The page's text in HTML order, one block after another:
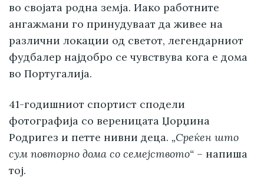
во својата родна земја. Иако работните
ангажмани го принудуваат да живее на
различни локации од светот, легендарниот
фудбалер најдобро се чувствува кога е дома
во Португалија.
41-годишниот спортист сподели
фотографија со вереницата Џорџина
Родригез и петте нивни деца. „Среќен што
сум повторно дома со семејството“ – напиша
тој.